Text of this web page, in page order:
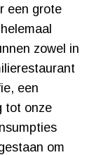
een grote
zowel in
een
tot onze
om